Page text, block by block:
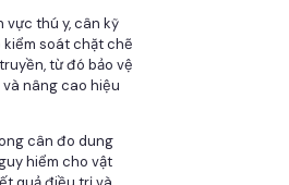
vực thú y, cân kỹ
soát chặt chẽ
từ đó bảo vệ
nâng cao hiệu
cân đo dung
hiểm cho vật